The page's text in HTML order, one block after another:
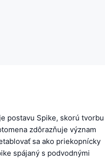
postavu Spike, skorú tvorbu
zdôrazňuje význam
sa ako priekopnícky
spájaný s podvodnými